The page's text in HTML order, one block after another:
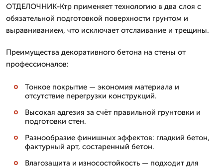
ОТДЕЛОЧНИК-Ктр применяет технологию в два слоя с
обязательной подготовкой поверхности грунтом и
выравниванием, что исключает отслаивание и трещины.
Преимущества декоративного бетона на стены от
профессионалов:
Тонкое покрытие — экономия материала и
отсутствие перегрузки конструкций.
Высокая адгезия за счёт правильной грунтовки и
подготовки стен.
Разнообразие финишных эффектов: гладкий бетон,
фактурный арт, состаренный бетон.
Влагозащита и износостойкость — подходит для